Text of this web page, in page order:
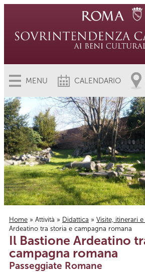
MENU CALENDARIO
Tu sei qui
Home » Attività » Didattica » Visite, itinerari
Ardeatino tra storia e campagna romana
Il Bastione Ardeatino
campagna romana
Passeggiate Romane